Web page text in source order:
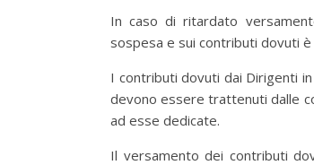
In caso di ritardato
sospesa e sui contributi dovuti
I contributi dovuti dai Dirigenti
devono essere trattenuti dalle
ad esse dedicate.
Il versamento dei contributi